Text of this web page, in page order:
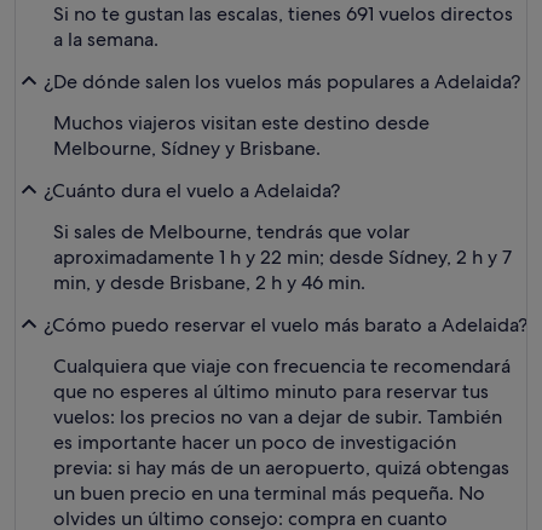
Si no te gustan las escalas, tienes 691 vuelos directos
a la semana.
¿De dónde salen los vuelos más populares a Adelaida?
Muchos viajeros visitan este destino desde
Melbourne, Sídney y Brisbane.
¿Cuánto dura el vuelo a Adelaida?
Si sales de Melbourne, tendrás que volar
aproximadamente 1 h y 22 min; desde Sídney, 2 h y 7
min, y desde Brisbane, 2 h y 46 min.
¿Cómo puedo reservar el vuelo más barato a Adelaida?
Cualquiera que viaje con frecuencia te recomendará
que no esperes al último minuto para reservar tus
vuelos: los precios no van a dejar de subir. También
es importante hacer un poco de investigación
previa: si hay más de un aeropuerto, quizá obtengas
un buen precio en una terminal más pequeña. No
olvides un último consejo: compra en cuanto